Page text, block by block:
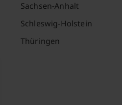
Sachsen-Anhalt
Schleswig-Holstein
Thüringen